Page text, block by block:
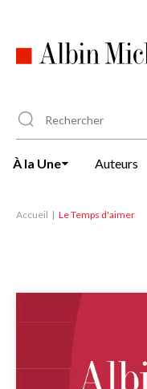
principal
À la Une Auteurs
Accueil Le Temps d'aimer